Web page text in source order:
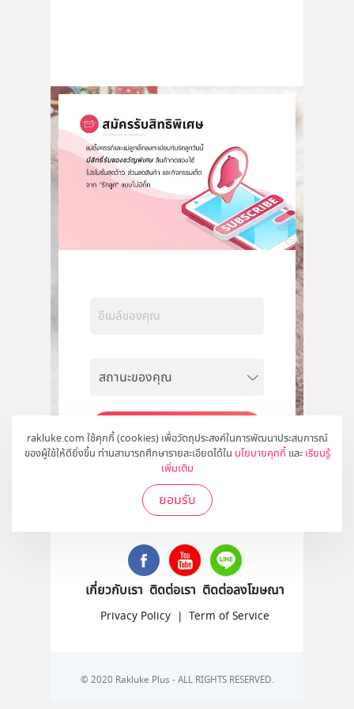
rakluke.com ใช้คุกกี้ (cookies) เพื่อวัตถุประสงค์ในการพัฒนาประสบการณ์
ของผู้ใช้ให้ดียิ่งขึ้น ท่านสามารถศึกษารายละเอียดได้ใน นโยบายคุกกี้ และ เรียนรู้
เพิ่มเติม
ยอมรับ
สมัคร
ติดตามเราได้ที่
เกี่ยวกับเรา ติดต่อเรา ติดต่อลงโฆษณา
Privacy Policy | Term of Service
© 2020 Rakluke Plus - ALL RIGHTS RESERVED.